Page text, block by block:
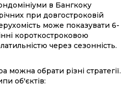
в Бангкоку
при довгостроковій
може показувати 6-
короткостроковою
через сезонність.
можна обрати різні стратегії.
об'єктів: